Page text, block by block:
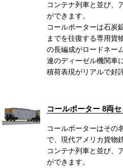
コンテナ列車と並び、
ができます。
コールポーターは石炭
までを往復する専用貨
の長編成がロードネー
連のディーゼル機関車
積荷表現がリアルで好
コールポーター 8両
コールポーターはその
で、現代アメリカ貨物
コンテナ列車と並び、
ができます。